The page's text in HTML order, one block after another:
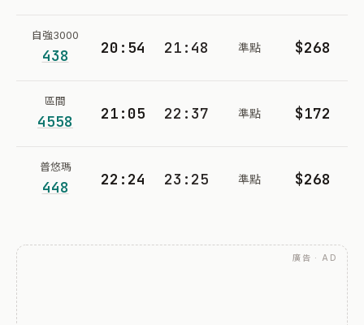
自強3000
438 20:54 21:48 準點 $268
區間
4558 21:05 22:37 準點 $172
普悠瑪
448 22:24 23:25 準點 $268
廣告 · AD